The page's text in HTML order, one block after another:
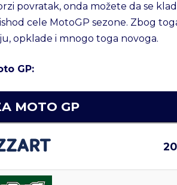
povratak, onda možete da se
cele MotoGP sezone. Zbog
opklade i mnogo toga novoga.
GP:
MOTO GP